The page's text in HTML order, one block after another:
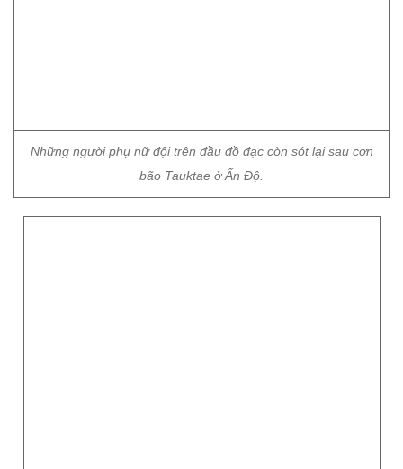
Những người phụ nữ đội trên đầu đồ đạc còn sót lại sau cơn
bão Tauktae ở Ấn Độ.